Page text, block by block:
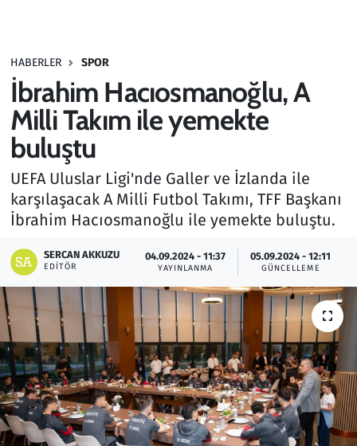
HABERLER SPOR
İbrahim Hacıosmanoğlu, A
Milli Takım ile yemekte
buluştu
UEFA Uluslar Ligi'nde Galler ve İzlanda ile
karşılaşacak A Milli Futbol Takımı, TFF Başkanı
İbrahim Hacıosmanoğlu ile yemekte buluştu.
SERCAN AKKUZU
EDITÖR
04.09.2024 - 11:37
YAYINLANMA
05.09.2024 - 12:11
GÜNCELLEME
Haber
Kültür Sanat
Kurumsal Haberler
Lezzet Durağı
Memur ve Kamu
Otomobil
Oyun
Ramazan
Resmi İlanlar
Rüya Tabirleri